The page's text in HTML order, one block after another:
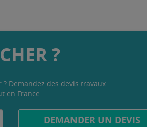
?
Demandez des devis travaux
en France.
DEMANDER UN DEVIS